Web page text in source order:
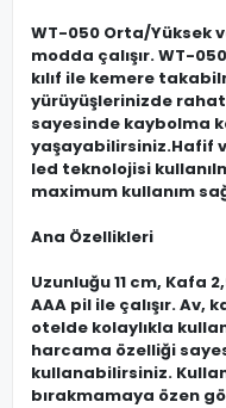
WT-050 Orta/Yüksek
modda çalışır. WT-
kılıf ile kemere
yürüyüşlerinizde
sayesinde kaybolma
yaşayabilirsiniz.Hafif
led teknolojisi
maximum kullanım
Ana Özellikleri
Uzunluğu 11 cm, Kafa
AAA pil ile çalışır.
otelde kolaylıkla
harcama özelliği
kullanabilirsiniz.
bırakmamaya özen